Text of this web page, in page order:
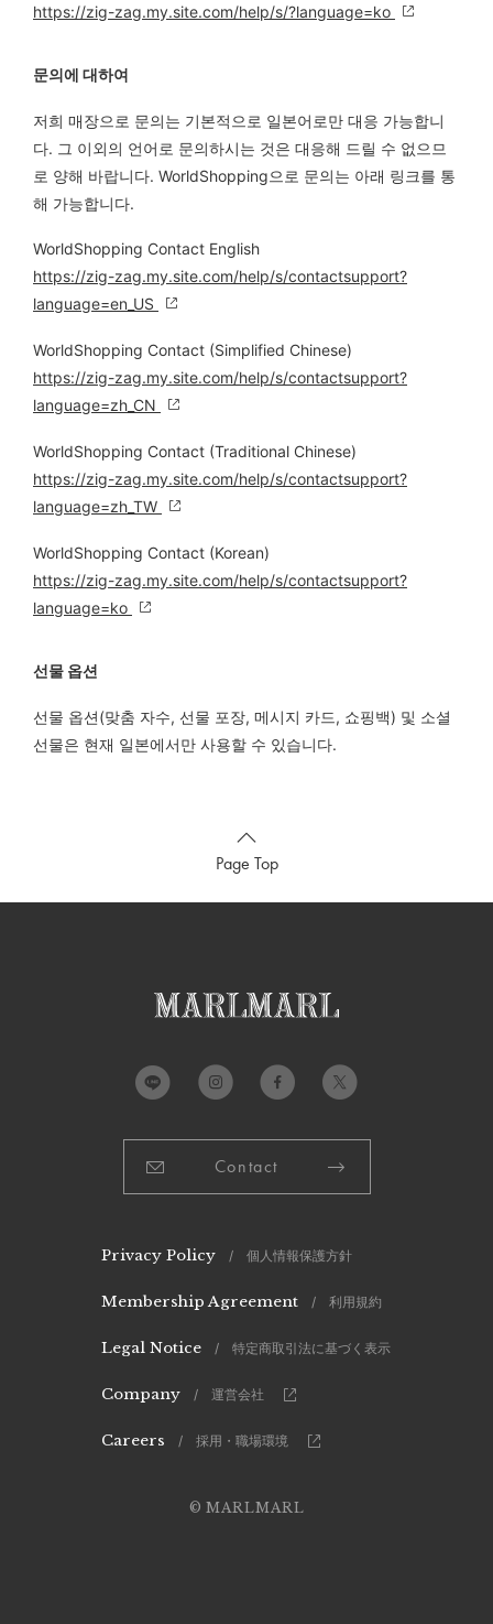
https://zig-zag.my.site.com/help/s/?language=ko
문의에 대하여
저희 매장으로 문의는 기본적으로 일본어로만 대응 가능합니
다. 그 이외의 언어로 문의하시는 것은 대응해 드릴 수 없으므
로 양해 바랍니다. WorldShopping으로 문의는 아래 링크를 통
해 가능합니다.
WorldShopping Contact English
https://zig-zag.my.site.com/help/s/contactsupport?
language=en_US
WorldShopping Contact (Simplified Chinese)
https://zig-zag.my.site.com/help/s/contactsupport?
language=zh_CN
WorldShopping Contact (Traditional Chinese)
https://zig-zag.my.site.com/help/s/contactsupport?
language=zh_TW
WorldShopping Contact (Korean)
https://zig-zag.my.site.com/help/s/contactsupport?
language=ko
선물 옵션
선물 옵션(맞춤 자수, 선물 포장, 메시지 카드, 쇼핑백) 및 소셜
선물은 현재 일본에서만 사용할 수 있습니다.
Page Top
Contact
Privacy Policy / 個人情報保護方針
Membership Agreement / 利用規約
Legal Notice / 特定商取引法に基づく表示
Company / 運営会社
Careers / 採用・職場環境
© MARLMARL